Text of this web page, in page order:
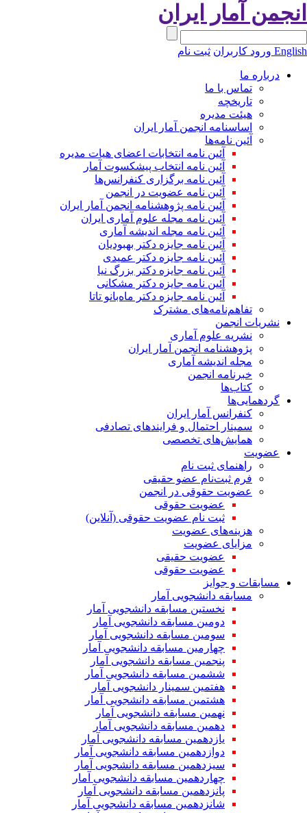
آمار ایران
ورود کاربران ثبت نام
درباره ما
تماس با ما
تاریخچه
هیئت مدیره
اساسنامه انجمن آمار ایران
آئین نامه‌ها
آئین نامه انتخابات اعضای هیات مدیره
آئین نامه انتخاب پیشکسوت آمار
آئین نامه برگزاری کنفرانس‌ها
آئین نامه عضویت در انجمن
آئین نامه پژوهشنامه انجمن آمار ایران
آئین نامه مجله علوم آماری ایران
آئین نامه مجله اندیشه آماری
آئین‌ نامه جایزه دکتر بهبودیان
آئین نامه جایزه دکتر عمیدی
آئین نامه جایزه دکتر بزرگ نیا
آئین نامه جایزه دکتر مشکانی
آئین نامه جایزه دکتر ماه‌بانو تاتا
تفاهم‌نامه‌های مشترک
نشریات انجمن
نشریه علوم آماری
پژوهشنامه انجمن آمار ایران
مجله اندیشه آماری
خبرنامه انجمن
کتاب‌ها
گردهمایی‌ها
کنفرانس آمار ایران
سمینار احتمال و فرایندهای تصادفی
همایش‌های تخصصی
عضویت
راهنمای ثبت نام
فرم ثبت‌نام عضو حقیقی
عضویت حقوقی در انجمن
عضویت حقوقی
ثبت نام عضویت حقوقی (آنلاین)
هزینه‌های عضویت
مزایای عضویت
عضویت حقیقی
عضویت حقوقی
مسابقات و جوایز
مسابقه دانشجویی آمار
نخستین مسابقه دانشجویی آمار
دومین مسابقه دانشجویی آمار
سومین مسابقه دانشجویی آمار
چهارمین مسابقه دانشجویی آمار
پنجمین مسابقه دانشجویی آمار
ششمین مسابقه دانشجویی آمار
هفتمین سمینار دانشجویی آمار
هشتمین مسابقه دانشجویی آمار
نهمین مسابقه دانشجویی آمار
دهمین مسابقه دانشجویی آمار
یازدهمین مسابقه دانشجویی آمار
دوازدهمین مسابقه دانشجویی آمار
سیزدهمین مسابقه دانشجویی آمار
چهاردهمین مسابقه دانشجویی آمار
پانزدهمین مسابقه دانشجویی آمار
شانزدهمین مسابقه دانشجویی آمار